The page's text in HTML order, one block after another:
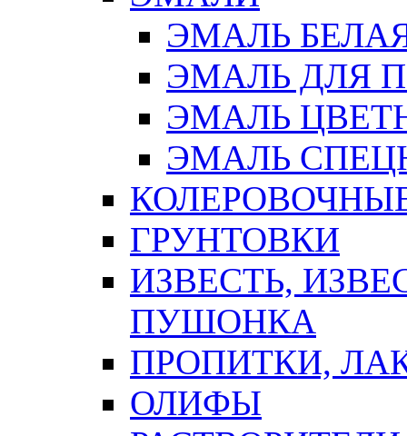
ЭМАЛЬ
ЭМАЛЬ ДЛЯ
ЭМАЛЬ
ЭМАЛЬ
ГРУНТОВКИ
ИЗВЕСТЬ,
ПУШОНКА
ПРОПИТКИ,
ОЛИФЫ